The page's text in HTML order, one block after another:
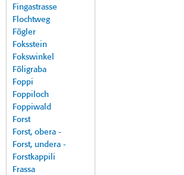
Fingastrasse
Flochtweg
Fögler
Foksstein
Fokswinkel
Föligraba
Foppi
Foppiloch
Foppiwald
Forst
Forst, obera -
Forst, undera -
Forstkappili
Frassa